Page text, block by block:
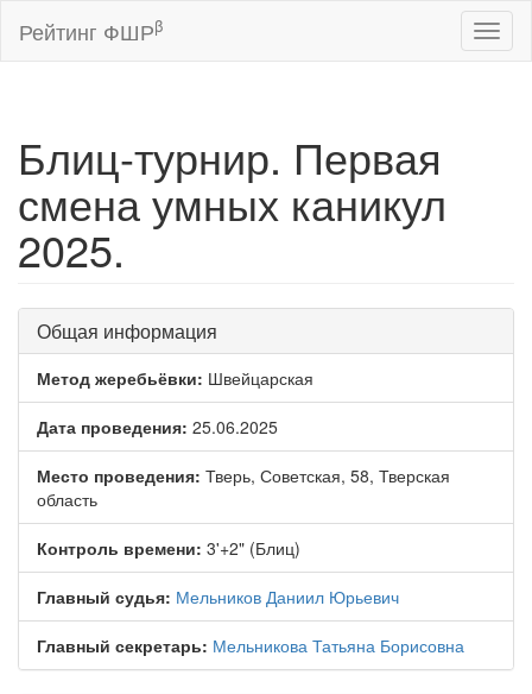
Рейтинг ФШРβ
Блиц-турнир. Первая
смена умных каникул
2025.
Общая информация
Метод жеребьёвки: Швейцарская
Дата проведения: 25.06.2025
Место проведения: Тверь, Советская, 58, Тверская
область
Контроль времени: 3'+2" (Блиц)
Главный судья: Мельников Даниил Юрьевич
Главный секретарь: Мельникова Татьяна Борисовна